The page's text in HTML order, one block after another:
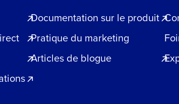
Documentation sur le produit
Pratique du marketing
Articles de blogue